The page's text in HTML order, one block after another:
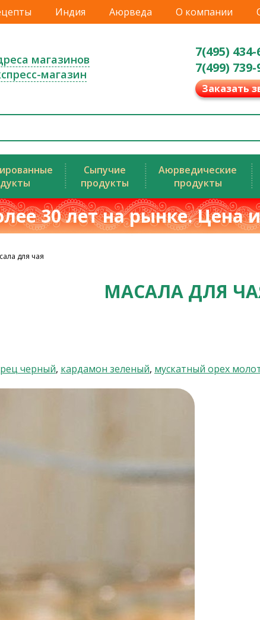
Индия Аюрведа О компании
магазинов
магазин
7(495)
7(499)
Заказать
Сыпучие
продукты
Аюрведические
продукты
30 лет на рынке. Цена
для чая
МАСАЛА ДЛЯ
черный, кардамон зеленый, мускатный орех